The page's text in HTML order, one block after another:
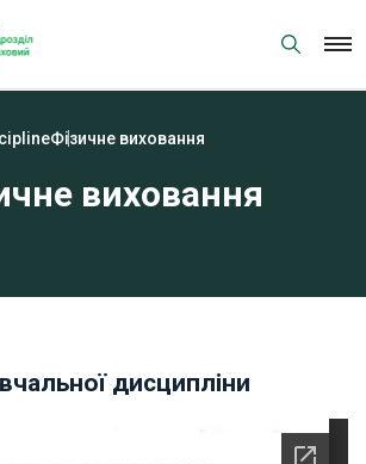
Фізичне виховання
виховання
дисципліни